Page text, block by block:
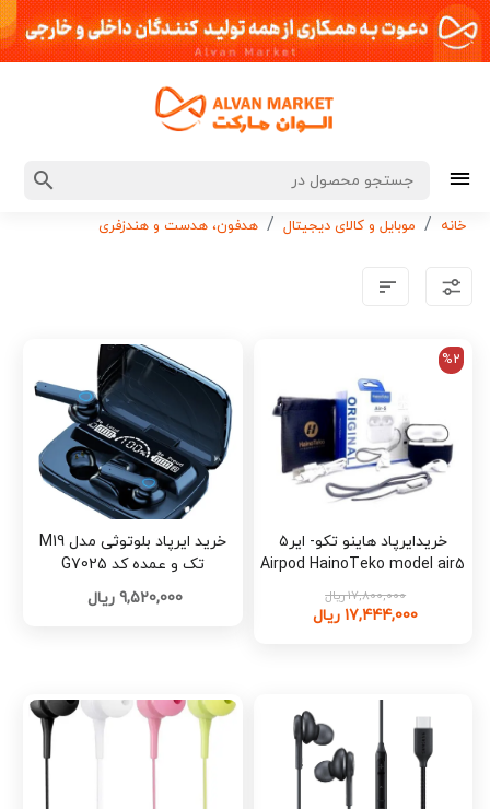
خانه موبایل و کالای دیجیتال هدفون، هدست و هندزفری
%2
خریدایرپاد هاینو تکو- ایر۵
Airpod HainoTeko model air5
17,800,000 ریال
17,444,000 ریال
خرید ایرپاد بلوتوثی مدل M19
تک و عمده کد G7025
9,520,000 ریال